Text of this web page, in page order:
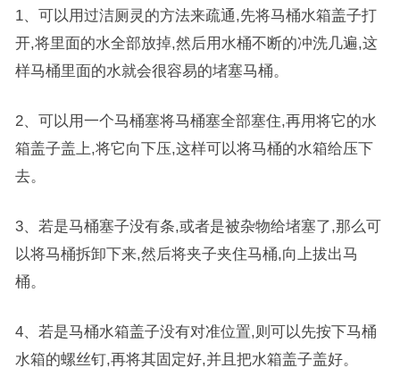
1、可以用过洁厕灵的方法来疏通,先将马桶水箱盖子打
开,将里面的水全部放掉,然后用水桶不断的冲洗几遍,这
样马桶里面的水就会很容易的堵塞马桶。
2、可以用一个马桶塞将马桶塞全部塞住,再用将它的水
箱盖子盖上,将它向下压,这样可以将马桶的水箱给压下
去。
3、若是马桶塞子没有条,或者是被杂物给堵塞了,那么可
以将马桶拆卸下来,然后将夹子夹住马桶,向上拔出马
桶。
4、若是马桶水箱盖子没有对准位置,则可以先按下马桶
水箱的螺丝钉,再将其固定好,并且把水箱盖子盖好。